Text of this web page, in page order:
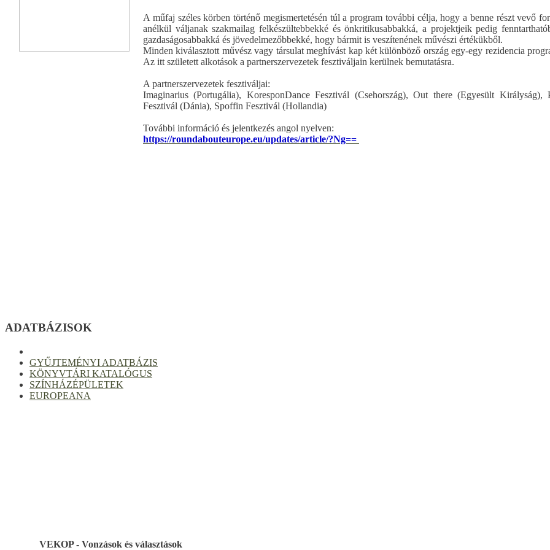
A műfaj széles körben történő megismertetésén túl a program további célja, hogy a benne részt vevő
anélkül váljanak szakmailag felkészültebbekké és önkritikusabbakká, a projektjeik pedig
gazdaságosabbakká és jövedelmezőbbekké, hogy bármit is veszítenének művészi értékükből.
Minden kiválasztott művész vagy társulat meghívást kap két különböző ország egy-egy rezidencia
Az itt született alkotások a partnerszervezetek fesztiváljain kerülnek bemutatásra.
A partnerszervezetek fesztiváljai:
Imaginarius (Portugália), KoresponDance Fesztivál (Csehország), Out there (Egyesült Királyság),
Fesztivál (Dánia), Spoffin Fesztivál (Hollandia)
További információ és jelentkezés angol nyelven:
https://roundabouteurope.eu/updates/article/?Ng==
ADATBÁZISOK
GYŰJTEMÉNYI ADATBÁZIS
KÖNYVTÁRI KATALÓGUS
SZÍNHÁZÉPÜLETEK
EUROPEANA
VEKOP - Vonzások és választások